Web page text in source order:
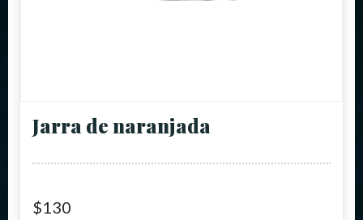
Jarra de naranjada
$130